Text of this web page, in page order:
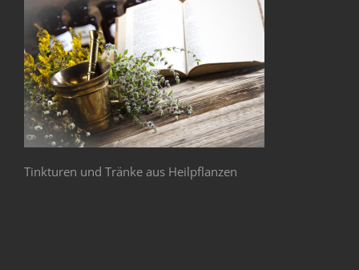
Tinkturen und Tränke aus Heilpflanzen